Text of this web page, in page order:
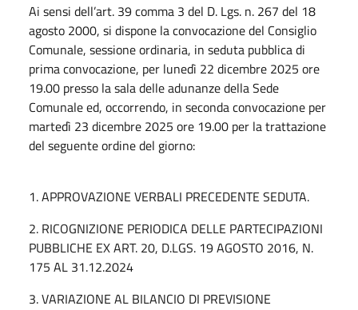
Ai sensi dell’art. 39 comma 3 del D. Lgs. n. 267 del 18
agosto 2000, si dispone la convocazione del Consiglio
Comunale, sessione ordinaria, in seduta pubblica di
prima convocazione, per lunedì 22 dicembre 2025 ore
19.00 presso la sala delle adunanze della Sede
Comunale ed, occorrendo, in seconda convocazione per
martedì 23 dicembre 2025 ore 19.00 per la trattazione
del seguente ordine del giorno:
1. APPROVAZIONE VERBALI PRECEDENTE SEDUTA.
2. RICOGNIZIONE PERIODICA DELLE PARTECIPAZIONI
PUBBLICHE EX ART. 20, D.LGS. 19 AGOSTO 2016, N.
175 AL 31.12.2024
3. VARIAZIONE AL BILANCIO DI PREVISIONE